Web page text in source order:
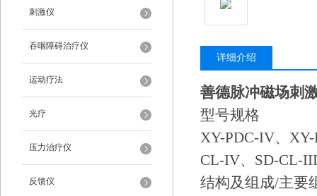
刺激仪
吞咽障碍治疗仪
运动疗法
光疗
压力治疗仪
反馈仪
详细介绍
善德脉冲磁场刺
型号规格
XY-PDC-IV、
CL-IV、SD-CL-
结构及组成/主要